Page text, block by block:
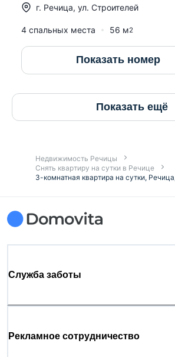
г. Речица, ул. Строителей
4 спальных места 56 м2
Показать номер
Показать ещё
Недвижимость Речицы
Снять квартиру на сутки в Речице
3-комнатная квартира на сутки,
Служба заботы
Рекламное сотрудничество